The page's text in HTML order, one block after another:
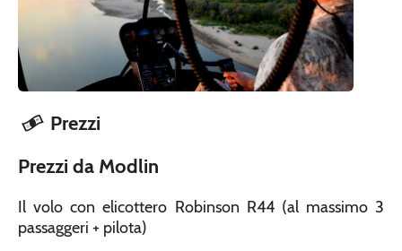
Prezzi
Prezzi da Modlin
Il volo con elicottero Robinson R44 (al massimo 3
passaggeri + pilota)